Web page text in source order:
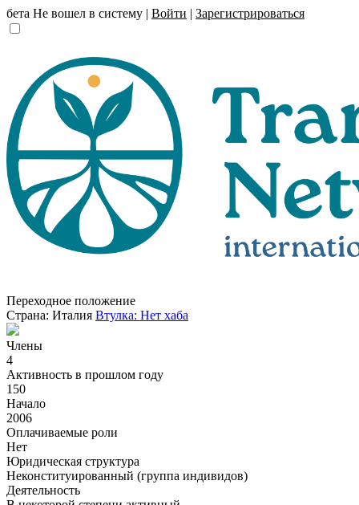
бета Не вошел в систему | Войти | Зарегистрироваться
Переходное положение
Страна: Италия Втулка: Нет хаба
Члены
4
Активность в прошлом году
150
Начало
2006
Оплачиваемые роли
Нет
Юридическая структура
Неконституированный (группа индивидов)
Деятельность